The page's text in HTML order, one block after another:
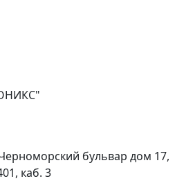
бульвар дом 17,
каб. 3